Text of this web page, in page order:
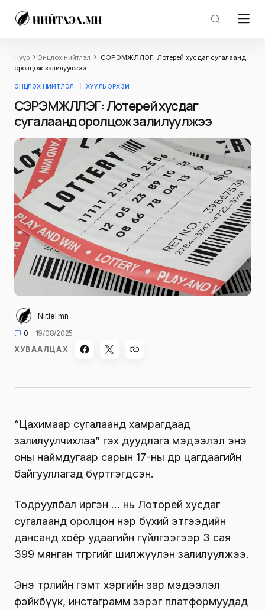
Нүүр Онцлох нийтлэл
СЭРЭМЖЛҮҮЛЭГ: Лотерей хусдаг сугалаанд
оролцож залилуулжээ
ОНЦЛОХ НИЙТЛЭЛ ХУУЛЬ ЭРХ ЗҮЙ
СЭРЭМЖЛҮҮЛЭГ: Лотерей хусдаг
сугалаанд оролцож залилуулжээ
Niitlel.mn
0
19/08/2025
ХУВААЛЦАХ
“Цахимаар сугалаанд хамрагдаад
залилуулчихлаа” гэх дуудлага мэдээлэл энэ
оны наймдугаар сарын 17-ны өдөр цагдаагийн
байгууллагад бүртгэгдсэн.
Тодруулбал иргэн … нь Лоторей хусдаг
сугалаанд оролцон нэр бүхий этгээдийн
дансанд хоёр удаагийн гүйлгээгээр 3 сая
399 мянган төгрөгийг шилжүүлэн залилуулжээ.
Энэ төрлийн гэмт хэргийн зар мэдээлэл
фэйкбүүк, инстаграмм зэрэг платформуудад